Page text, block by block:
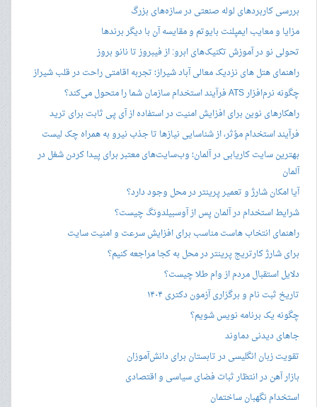
بررسی کاربردهای لوله صنعتی در سازه‌های بزرگ
مزایا و معایب ایمپلنت بایوتم و مقایسه آن با دیگر برندها
تحولی نو در آموزش تکنیک‌های ابرو: از فیبروز تا نانو بروز
راهنمای هتل های نزدیک معالی آباد شیراز؛ تجربه اقامتی راحت در قلب شیراز
چگونه نرم‌افزار ATS فرآیند استخدام سازمان شما را متحول می‌کند؟
راهکارهای نوین برای افزایش امنیت در استفاده از آی پی ثابت برای ترید
فرآیند استخدام مؤثر، از شناسایی نیازها تا جذب نیرو به همراه چک لیست
بهترین سایت کاریابی در آلمان؛ وب‌سایت‌های معتبر برای پیدا کردن شغل در
آلمان
آیا امکان شارژ و تعمیر پرینتر در محل وجود دارد؟
شرایط استخدام در آلمان پس از آوسبیلدونگ چیست؟
راهنمای انتخاب هاست مناسب برای افزایش سرعت و امنیت سایت
برای شارژ کارتریج پرینتر در محل به کجا مراجعه کنیم؟
دلایل استقبال مردم از وام طلا چیست؟
تاریخ ثبت نام و برگزاری آزمون دکتری ۱۴۰۴
چگونه یک برنامه نویس شویم؟
جاهای دیدنی دماوند
تقویت زبان انگلیسی در تابستان برای دانش‌آموزان
بازار آهن در انتظار ثبات فضای سیاسی و اقتصادی
استخدام نگهبان ساختمان